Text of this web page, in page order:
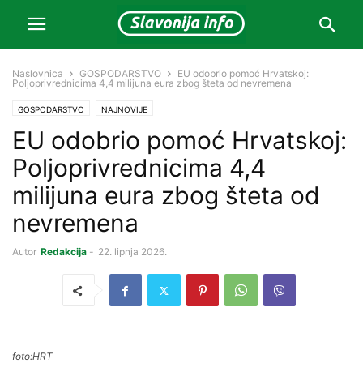
Naslovnica GOSPODARSTVO
EU odobrio pomoć Hrvatskoj:
Poljoprivrednicima 4,4 milijuna eura zbog šteta od nevremena
GOSPODARSTVO NAJNOVIJE
EU odobrio pomoć Hrvatskoj:
Poljoprivrednicima 4,4
milijuna eura zbog šteta od
nevremena
Autor Redakcija - 22. lipnja 2026.
foto:HRT